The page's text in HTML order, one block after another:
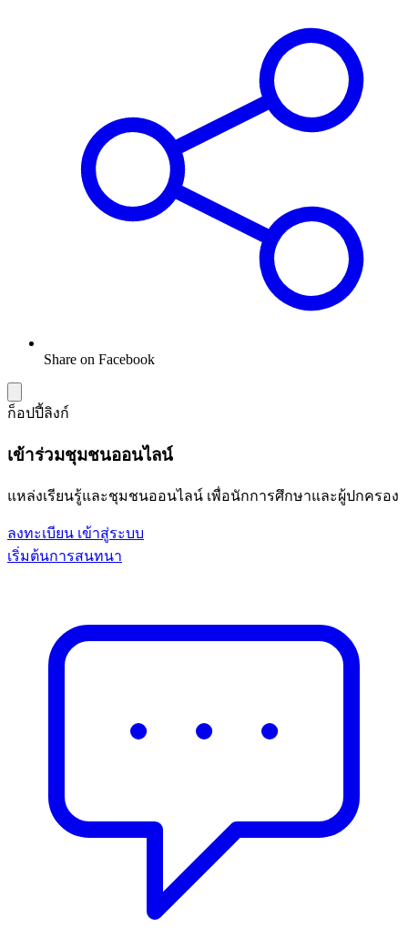
Share on Facebook
ก็อปปี้ลิงก์
เข้าร่วมชุมชนออนไลน์
แหล่งเรียนรู้และชุมชนออนไลน์ เพื่อนักการศึกษาและผู้ปกครอง
ลงทะเบียน เข้าสู่ระบบ
เริ่มต้นการสนทนา